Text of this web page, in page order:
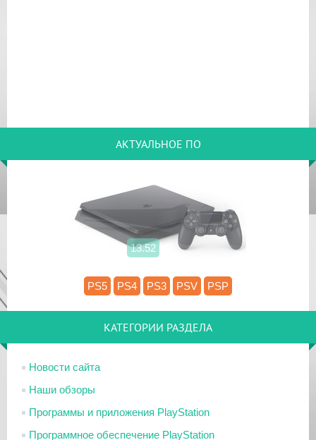
АКТУАЛЬНОЕ ПО
PS5 PS4 PS3 PSV PSP
КАТЕГОРИИ РАЗДЕЛА
Новости сайта
Наши обзоры
Программы и приложения PlayStation
Программное обеспечение PlayStation